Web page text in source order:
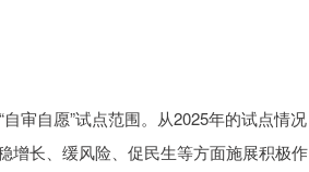
审自愿”试点范围。从2025年的试点情况
增长、缓风险、促民生等方面施展积极作